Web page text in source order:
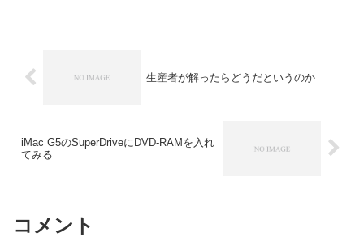
生産者が解ったらどうだというのか
iMac G5のSuperDriveにDVD-RAMを入れ
てみる
コメント